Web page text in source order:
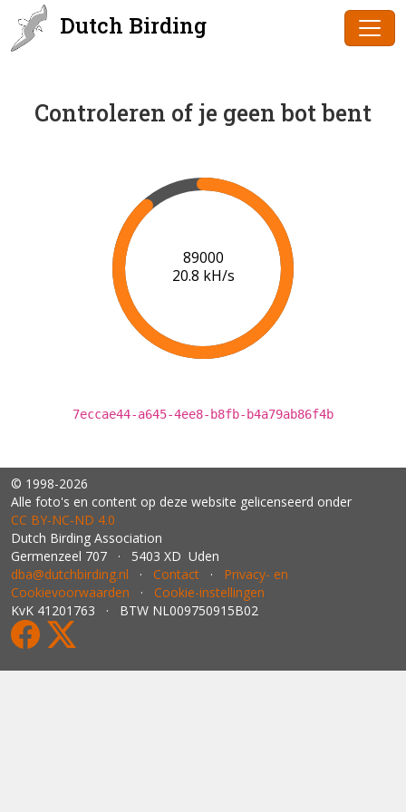
Dutch Birding
Controleren of je geen bot bent
91000
20.9 kH/s
7eccae44-a645-4ee8-b8fb-b4a79ab86f4b
© 1998-2026
Alle foto's en content op deze website gelicenseerd onder
CC BY‑NC‑ND 4.0
Dutch Birding Association
Germenzeel 707 · 5403 XD Uden
dba@dutchbirding.nl · Contact · Privacy- en
Cookievoorwaarden · Cookie-instellingen
KvK 41201763 · BTW NL009750915B02